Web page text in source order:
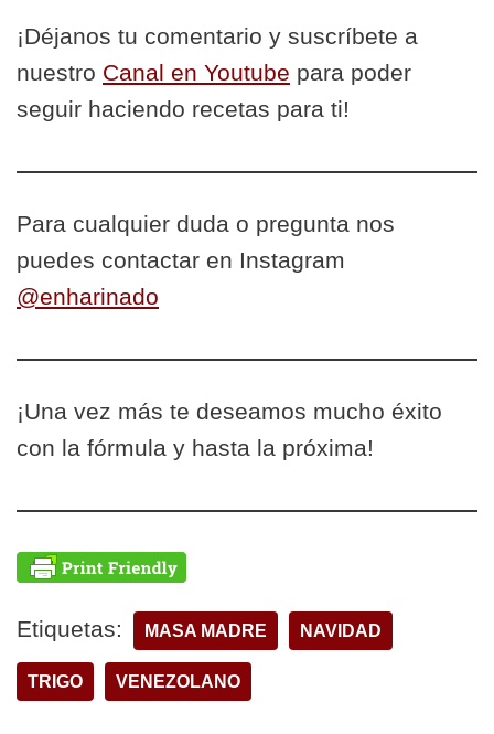
¡Déjanos tu comentario y suscríbete a
nuestro Canal en Youtube para poder
seguir haciendo recetas para ti!
Para cualquier duda o pregunta nos
puedes contactar en Instagram
@enharinado
¡Una vez más te deseamos mucho éxito
con la fórmula y hasta la próxima!
Etiquetas: MASA MADRE NAVIDAD
TRIGO VENEZOLANO